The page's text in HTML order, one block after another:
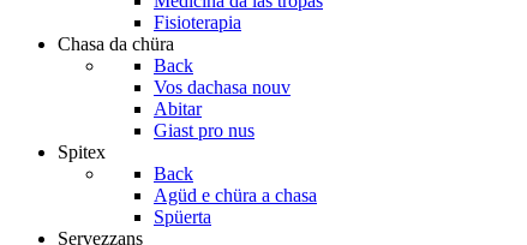
Fisioterapia
Chasa da chüra
Back
Vos dachasa nouv
Abitar
Giast pro nus
Spitex
Back
Agüd e chüra a chasa
Spüerta
Servezzans